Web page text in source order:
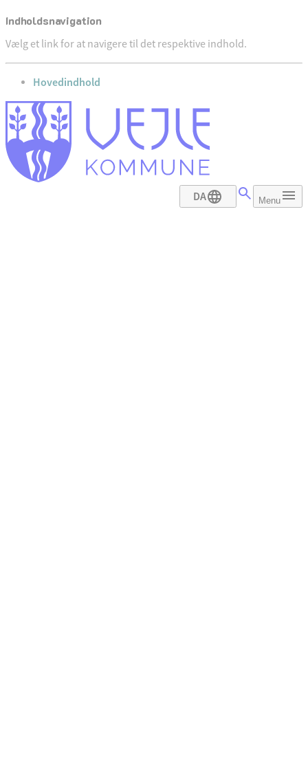
Indholdsnavigation
Vælg et link for at navigere til det respektive indhold.
gå til
Hovedindhold
DA Menu